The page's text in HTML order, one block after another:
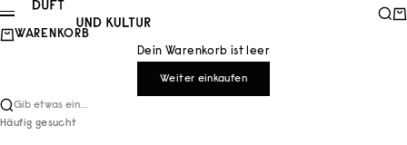
Zum Inhalt springen
Duft und Kultur
Menü
WARENKORB
Dein Warenkorb ist leer
Weiter einkaufen
Gib etwas ein...
Häufig gesucht